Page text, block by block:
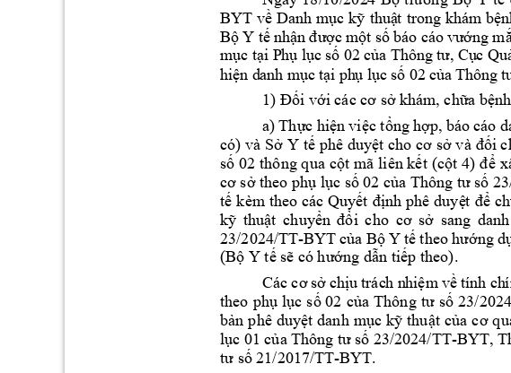
BYT về Danh mục kỹ thuật trong khám bệ
Bộ Y tế nhận được một số báo cáo vướng
mục tại Phụ lục số 02 của Thông tư, Cục Q
hiện danh mục tại phụ lục số 02 của Thông
1) Đối với các cơ sở khám, chữa bệnh
a) Thực hiện việc tổng hợp, báo cáo
có) và Sở Y tế phê duyệt cho cơ sở và đối
số 02 thông qua cột mã liên kết (cột 4) để
cơ sở theo phụ lục số 02 của Thông tư số
tế kèm theo các Quyết định phê duyệt để
kỹ thuật chuyển đổi cho cơ sở sang danh
23/2024/TT-BYT của Bộ Y tế theo hướng
(Bộ Y tế sẽ có hướng dẫn tiếp theo).
Các cơ sở chịu trách nhiệm về tính ch
theo phụ lục số 02 của Thông tư số 23/
bản phê duyệt danh mục kỹ thuật của cơ q
lục 01 của Thông tư số 23/2024/TT-BYT,
tư số 21/2017/TT-BYT.